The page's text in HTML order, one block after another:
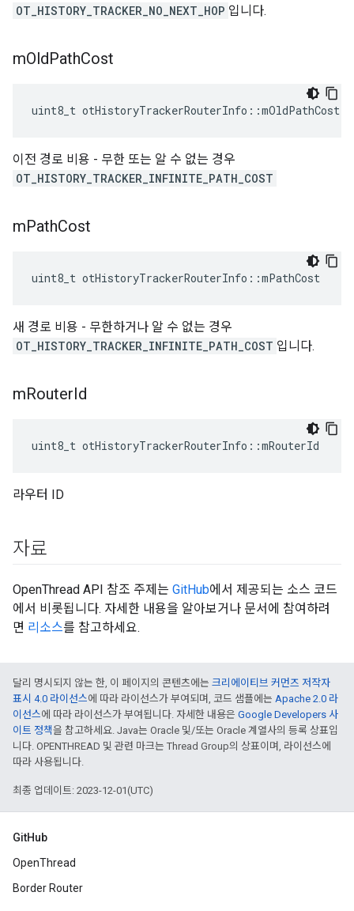
OT_HISTORY_TRACKER_NO_NEXT_HOP 입니다.
mOldPathCost
uint8_t otHistoryTrackerRouterInfo ::mOldPathCost
이전 경로 비용 - 무한 또는 알 수 없는 경우
OT_HISTORY_TRACKER_INFINITE_PATH_COST
mPathCost
uint8_t otHistoryTrackerRouterInfo ::mPathCost
새 경로 비용 - 무한하거나 알 수 없는 경우
OT_HISTORY_TRACKER_INFINITE_PATH_COST 입니다.
mRouterId
uint8_t otHistoryTrackerRouterInfo ::mRouterId
라우터 ID
자료
OpenThread API 참조 주제는 GitHub에서 제공되는 소스 코드
에서 비롯됩니다. 자세한 내용을 알아보거나 문서에 참여하려
면 리소스를 참고하세요.
달리 명시되지 않는 한, 이 페이지의 콘텐츠에는 크리에이티브 커먼즈 저작자
표시 4.0 라이선스에 따라 라이선스가 부여되며, 코드 샘플에는 Apache 2.0 라
이선스에 따라 라이선스가 부여됩니다. 자세한 내용은 Google Developers 사
이트 정책을 참고하세요. Java는 Oracle 및/또는 Oracle 계열사의 등록 상표입
니다. OPENTHREAD 및 관련 마크는 Thread Group의 상표이며, 라이선스에
따라 사용됩니다.
최종 업데이트: 2023-12-01(UTC)
GitHub
OpenThread
Border Router